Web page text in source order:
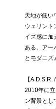
天地が低い
ウェリント
イズ感に加
ある。アー
とモダニズ
【A.D.S.R.
2010年に
ン背景とし